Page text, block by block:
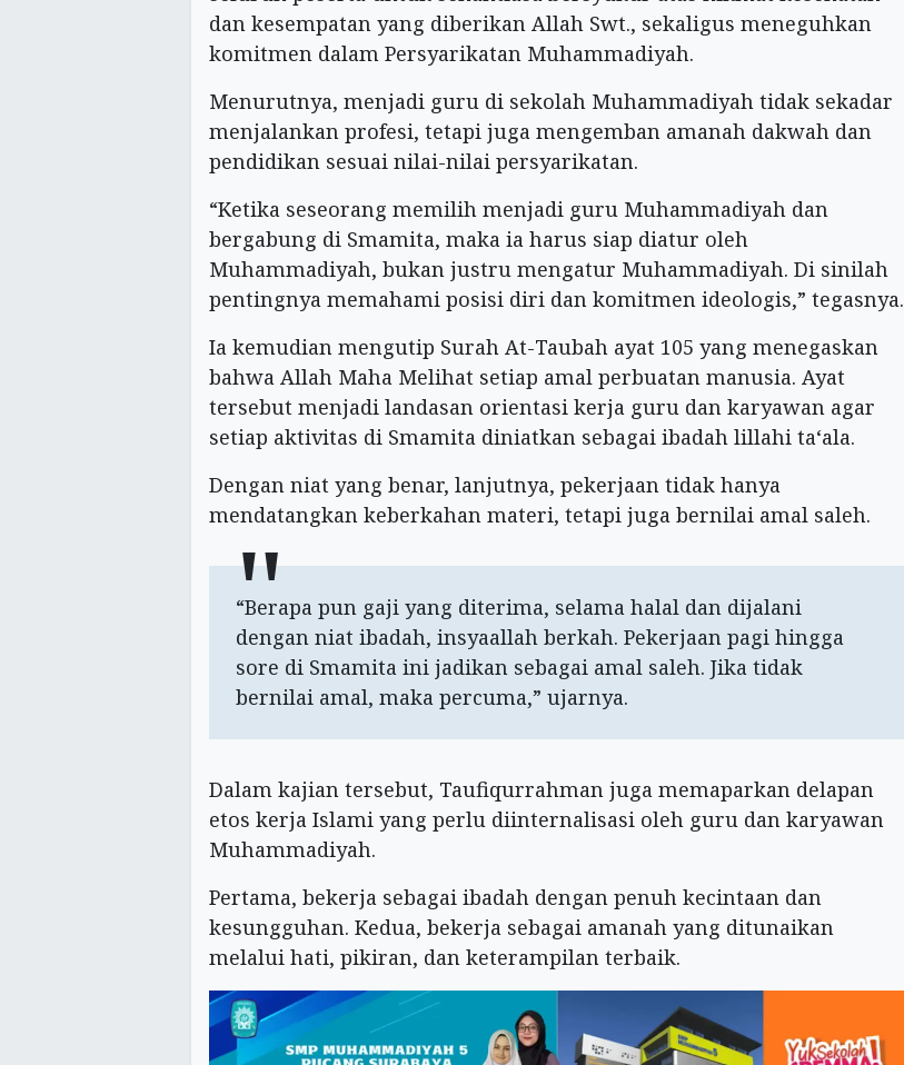
dan kesempatan yang diberikan Allah Swt., sekaligus meneguhkan
komitmen dalam Persyarikatan Muhammadiyah.
Menurutnya, menjadi guru di sekolah Muhammadiyah tidak sekadar
menjalankan profesi, tetapi juga mengemban amanah dakwah dan
pendidikan sesuai nilai-nilai persyarikatan.
“Ketika seseorang memilih menjadi guru Muhammadiyah dan
bergabung di Smamita, maka ia harus siap diatur oleh
Muhammadiyah, bukan justru mengatur Muhammadiyah. Di sinilah
pentingnya memahami posisi diri dan komitmen ideologis,” tegasnya.
Ia kemudian mengutip Surah At-Taubah ayat 105 yang menegaskan
bahwa Allah Maha Melihat setiap amal perbuatan manusia. Ayat
tersebut menjadi landasan orientasi kerja guru dan karyawan agar
setiap aktivitas di Smamita diniatkan sebagai ibadah lillahi ta‘ala.
Dengan niat yang benar, lanjutnya, pekerjaan tidak hanya
mendatangkan keberkahan materi, tetapi juga bernilai amal saleh.
“Berapa pun gaji yang diterima, selama halal dan dijalani
dengan niat ibadah, insyaallah berkah. Pekerjaan pagi hingga
sore di Smamita ini jadikan sebagai amal saleh. Jika tidak
bernilai amal, maka percuma,” ujarnya.
Dalam kajian tersebut, Taufiqurrahman juga memaparkan delapan
etos kerja Islami yang perlu diinternalisasi oleh guru dan karyawan
Muhammadiyah.
Pertama, bekerja sebagai ibadah dengan penuh kecintaan dan
kesungguhan. Kedua, bekerja sebagai amanah yang ditunaikan
melalui hati, pikiran, dan keterampilan terbaik.